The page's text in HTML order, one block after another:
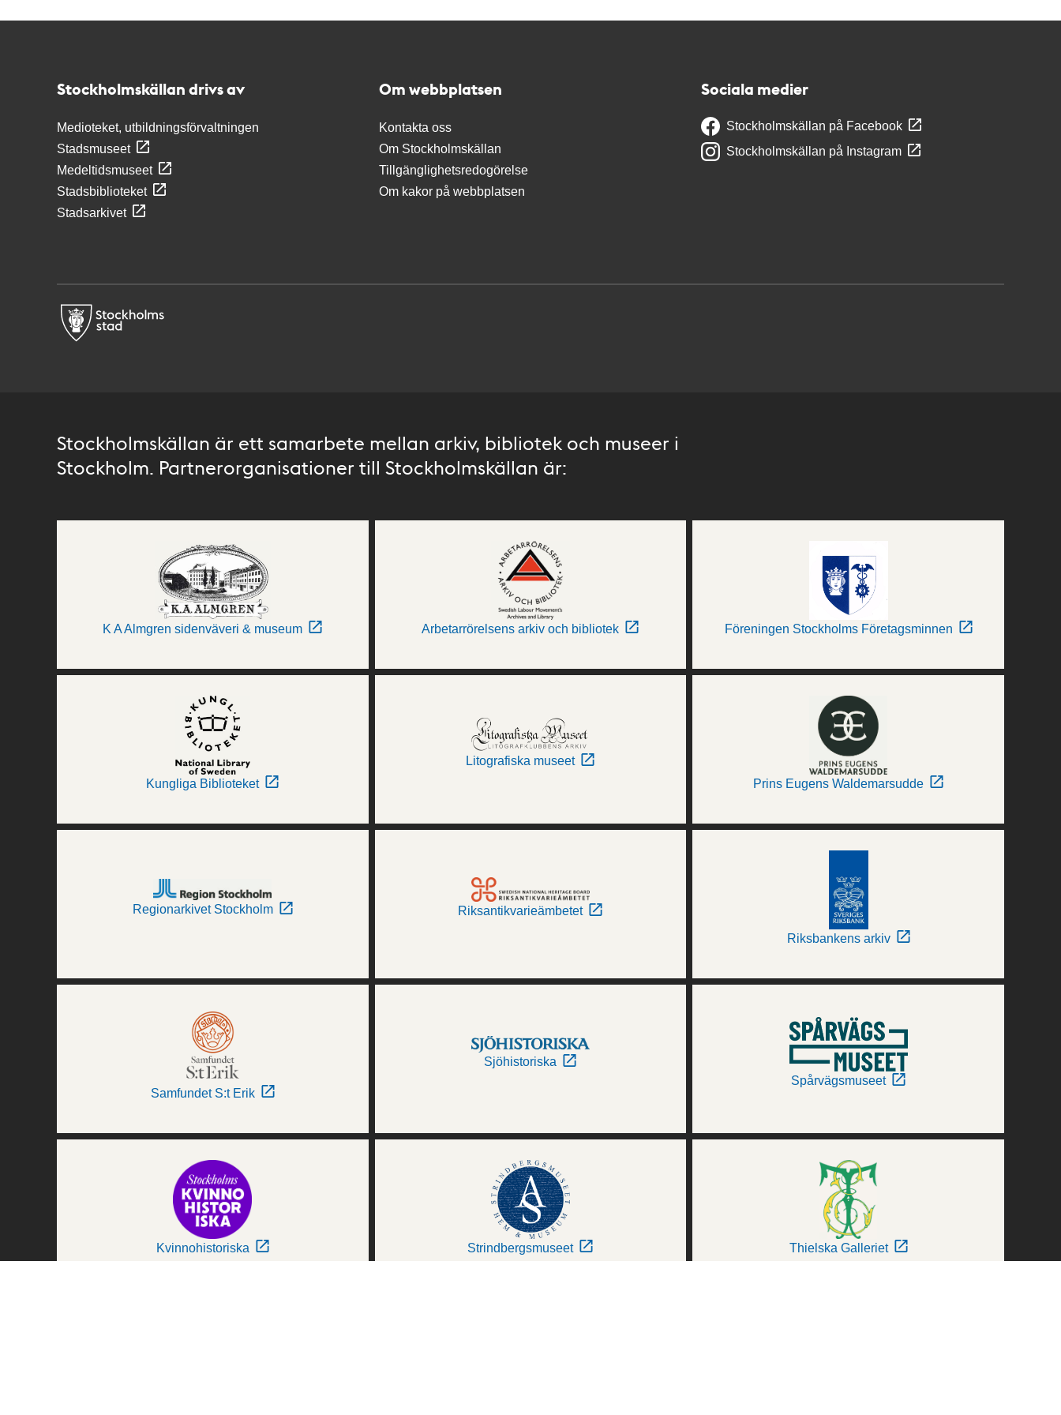
Stockholmskällan drivs av
Medioteket, utbildningsförvaltningen
Stadsmuseet
Medeltidsmuseet
Stadsbiblioteket
Stadsarkivet
Om webbplatsen
Kontakta oss
Om Stockholmskällan
Tillgänglighetsredogörelse
Om kakor på webbplatsen
Sociala medier
Stockholmskällan på Facebook
Stockholmskällan på Instagram
Stockholmskällan är ett samarbete mellan arkiv, bibliotek och museer i
Stockholm. Partnerorganisationer till Stockholmskällan är:
K A Almgren sidenväveri & museum Arbetarrörelsens arkiv och bibliotek Föreningen Stockholms Företagsminnen
Kungliga Biblioteket
Litografiska museet
Prins Eugens Waldemarsudde
Regionarkivet Stockholm Riksantikvarieämbetet
Riksbankens arkiv
Samfundet S:t Erik
Sjöhistoriska
Spårvägsmuseet
Kvinnohistoriska Strindbergsmuseet Thielska Galleriet